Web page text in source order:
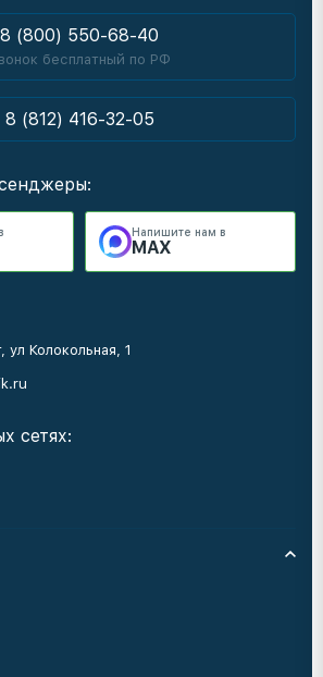
8 (800) 550-68-40
бесплатный по РФ
8 (812) 416-32-05
Напишите нам в
MAX
ул Колокольная, 1
сетях: